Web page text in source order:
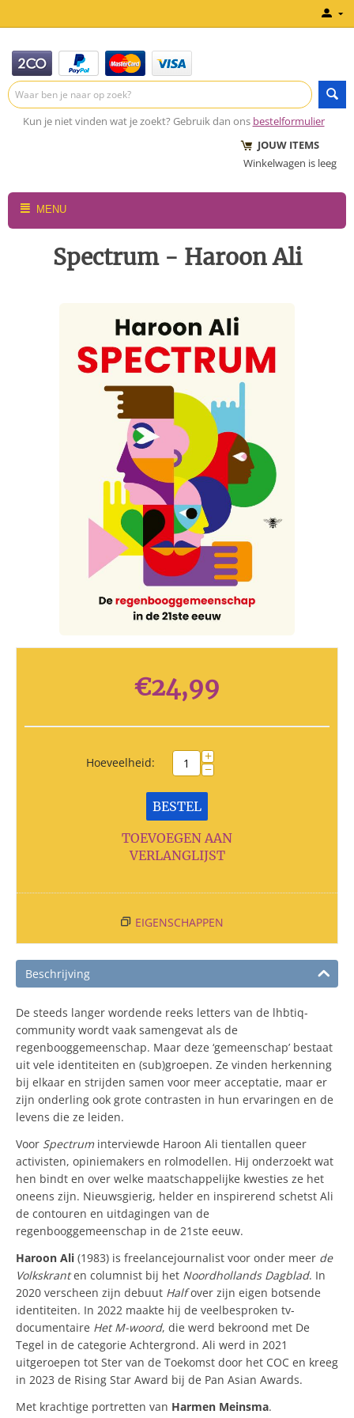
Kun je niet vinden wat je zoekt? Gebruik dan ons bestelformulier
JOUW ITEMS
Winkelwagen is leeg
MENU
Spectrum - Haroon Ali
€24,99
Hoeveelheid: +
−
BESTEL
TOEVOEGEN AAN
VERLANGLIJST
EIGENSCHAPPEN
Beschrijving
De steeds langer wordende reeks letters van de lhbtiq-
community wordt vaak samengevat als de
regenbooggemeenschap. Maar deze ‘gemeenschap’ bestaat
uit vele identiteiten en (sub)groepen. Ze vinden herkenning
bij elkaar en strijden samen voor meer acceptatie, maar er
zijn onderling ook grote contrasten in hun ervaringen en de
levens die ze leiden.
Voor Spectruminterviewde Haroon Ali tientallen queer
activisten, opiniemakers en rolmodellen. Hij onderzoekt wat
hen bindt en over welke maatschappelijke kwesties ze het
oneens zijn. Nieuwsgierig, helder en inspirerend schetst Ali
de contouren en uitdagingen van de
regenbooggemeenschap in de 21ste eeuw.
Haroon Ali (1983) is freelancejournalist voor onder meer de
Volkskranten columnist bij het Noordhollands Dagblad. In
2020 verscheen zijn debuut Halfover zijn eigen botsende
identiteiten. In 2022 maakte hij de veelbesproken tv-
documentaire Het M-woord, die werd bekroond met De
Tegel in de categorie Achtergrond. Ali werd in 2021
uitgeroepen tot Ster van de Toekomst door het COC en kreeg
in 2023 de Rising Star Award bij de Pan Asian Awards.
Met krachtige portretten van Harmen Meinsma.